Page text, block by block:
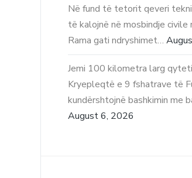
Në fund të tetorit qeveri
të kalojnë në mosbindje civile
Rama gati ndryshimet…
Jemi 100 kilometra larg
Kryepleqtë e 9 fshatrave të
kundërshtojnë bashkimin me
August 6, 2026